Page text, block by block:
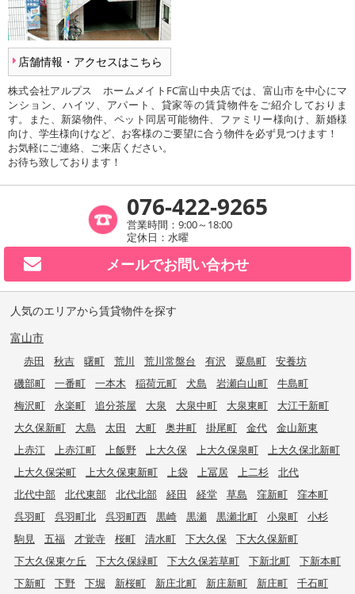
店舗情報・アクセスはこちら
株式会社アルプス ホームメイトFC富山中央店では、富山市を中心にマ
ンション、ハイツ、アパート、貸家等の賃貸物件をご紹介しておりま
す。また、新築物件、ペット同居可能物件、ファミリー様向け、新婚様
向け、学生様向けなど、お客様のご要望に合う物件を必ず見つけます！
お気軽にご連絡、ご来店ください。
お待ち致しております！
076-422-9265
営業時間：9:00～18:00
定休日：水曜
メールでお問い合わせ
人気のエリアから賃貸物件を探す
富山市
赤田 秋吉 曙町 荒川 荒川常盤台 有沢 粟島町
安養坊
磯部町
一番町 一本木 稲荷元町 犬島 岩瀬白山町
牛島町
梅沢町
永楽町 追分茶屋 大泉 大泉中町 大泉東町
大江干新町
大久保新町
大島 太田 大町 奥井町 掛尾町 金代
金山新東
上赤江
上赤江町 上飯野 上大久保 上大久保泉町
上大久保北新町
上大久保栄町
上大久保東新町 上袋 上冨居 上二杉
北代
北代中部
北代東部 北代北部 経田 経堂 草島 窪新町
窪本町
呉羽町
呉羽町北 呉羽町西 黒崎 黒瀬 黒瀬北町 小泉町
小杉
駒見
五福 才覚寺 桜町 清水町 下大久保
下大久保新町
下大久保東ケ丘
下大久保緑町 下大久保若草町 下新北町
下新本町
下新町
下野 下堀 新桜町 新庄北町 新庄新町 新庄町
千石町